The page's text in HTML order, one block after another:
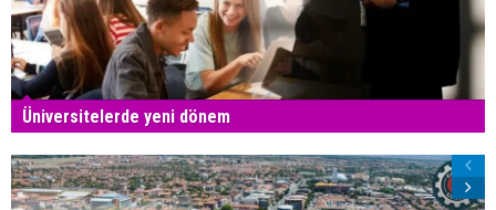
Üniversitelerde yeni dönem